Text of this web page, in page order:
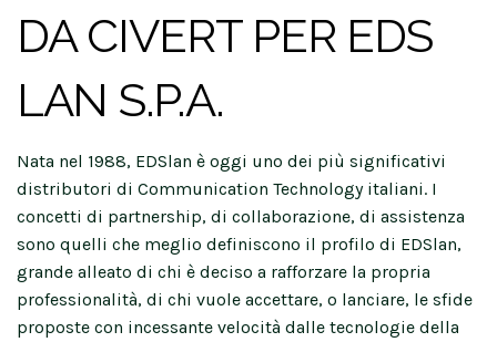
DA CIVERT PER EDS
LAN S.P.A.
Nata nel 1988, EDSlan è oggi uno dei più significativi
distributori di Communication Technology italiani. I
concetti di partnership, di collaborazione, di assistenza
sono quelli che meglio definiscono il profilo di EDSlan,
grande alleato di chi è deciso a rafforzare la propria
professionalità, di chi vuole accettare, o lanciare, le sfide
proposte con incessante velocità dalle tecnologie della